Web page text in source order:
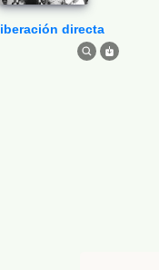
Liberación directa